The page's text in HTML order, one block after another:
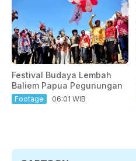
Festival Budaya Lembah
Baliem Papua Pegunungan
Footage 06:01 WIB